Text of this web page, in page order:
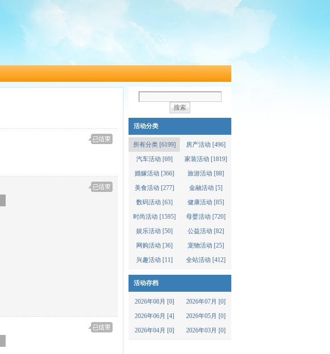
搜索
活动分类
所有分类 [6199]
房产活动 [496]
汽车活动 [69]
家装活动 [1819]
婚嫁活动 [366]
旅游活动 [88]
美食活动 [277]
金融活动 [5]
数码活动 [63]
健康活动 [85]
时尚活动 [1595]
母婴活动 [720]
娱乐活动 [50]
公益活动 [82]
网购活动 [36]
宠物活动 [25]
兴趣活动 [11]
全站活动 [412]
活动存档
2026年08月 [0]
2026年07月 [0]
2026年06月 [4]
2026年05月 [0]
2026年04月 [0]
2026年03月 [0]